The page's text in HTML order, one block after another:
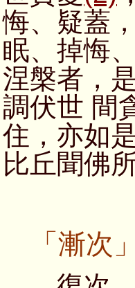
悔、疑蓋
眠、掉悔
涅槃者，
調伏世 間
住，亦如
比丘聞佛
「漸次